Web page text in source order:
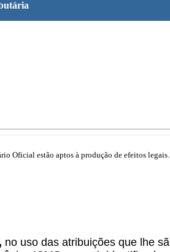
Oficial estão aptos à produção de efeitos
no uso das atribuições que lhe